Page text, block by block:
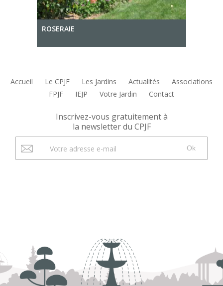
ROSERAIE
Accueil Le CPJF Les Jardins Actualités
Associations
FPJF
IEJP Votre Jardin Contact
Inscrivez-vous gratuitement à
la newsletter du CPJF
Ok